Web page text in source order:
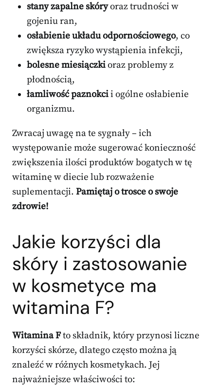
stany zapalne skóryoraz trudności w
gojeniu ran,
osłabienie układu odpornościowego, co
zwiększa ryzyko wystąpienia infekcji,
bolesne miesiączkioraz problemy z
płodnością,
łamliwość paznokcii ogólne osłabienie
organizmu.
Zwracaj uwagę na te sygnały – ich
występowanie może sugerować konieczność
zwiększenia ilości produktów bogatych w tę
witaminę w diecie lub rozważenie
suplementacji. Pamiętaj o trosce o swoje
zdrowie!
Jakie korzyści dla
skóry i zastosowanie
w kosmetyce ma
witamina F?
Witamina Fto składnik, który przynosi liczne
korzyści skórze, dlatego często można ją
znaleźć w różnych kosmetykach. Jej
najważniejsze właściwości to: